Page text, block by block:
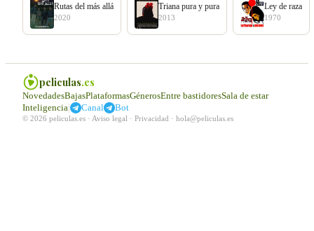
Rutas del más allá
2020
Triana pura y pura
2013
Ley de raza
1970
peliculas.es
NovedadesBajasPlataformasGénerosEntre bastidoresSala de estar
Inteligencia| Canal Bot
© 2026 peliculas.es · Aviso legal · Privacidad · hola@peliculas.es